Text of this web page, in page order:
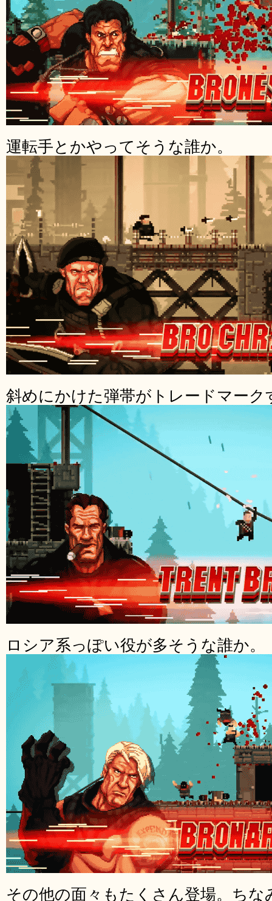
運転手とかやってそうな誰か。
斜めにかけた弾帯がトレードマーク
ロシア系っぽい役が多そうな誰か。
その他の面々もたくさん登場。ち